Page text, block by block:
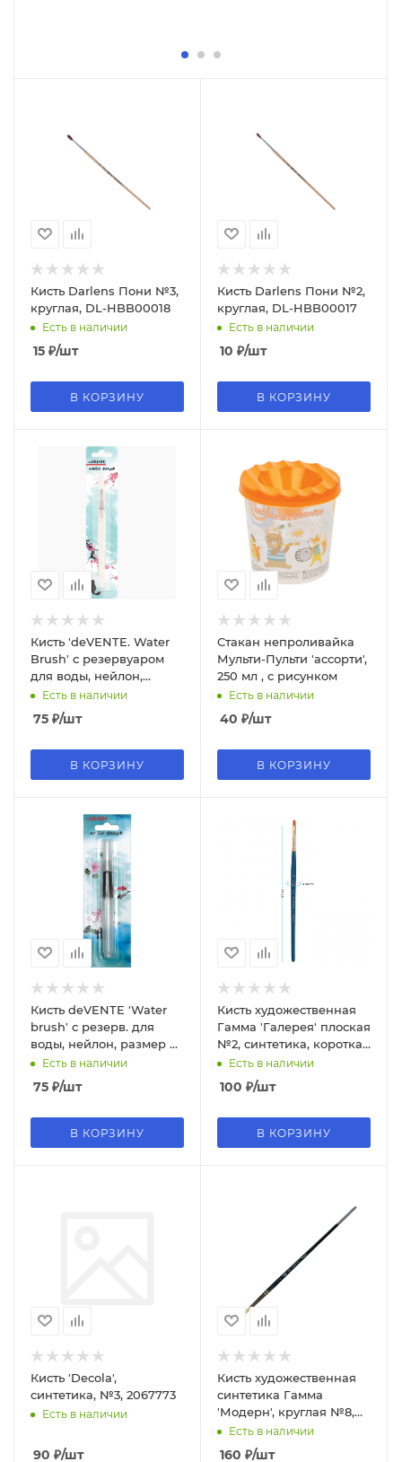
Кисть Darlens Пони №3,
круглая, DL-HBB00018
Есть в наличии
15 ₽/шт
В КОРЗИНУ
Кисть Darlens Пони №2,
круглая, DL-HBB00017
Есть в наличии
10 ₽/шт
В КОРЗИНУ
Кисть 'deVENTE. Water
Brush' с резервуаром
для воды, нейлон,
размер S, 8073790
Есть в наличии
75 ₽/шт
В КОРЗИНУ
Стакан непроливайка
Мульти-Пульти 'ассорти',
250 мл , с рисунком
Есть в наличии
40 ₽/шт
В КОРЗИНУ
Кисть deVENTE 'Water
brush' с резерв. для
воды, нейлон, размер М
(средний), 8073791
Есть в наличии
75 ₽/шт
В КОРЗИНУ
Кисть художественная
Гамма 'Галерея' плоская
№2, синтетика, короткая
ручка, 301002
Есть в наличии
100 ₽/шт
В КОРЗИНУ
Кисть 'Decola',
синтетика, №3, 2067773
Есть в наличии
90 ₽/шт
Кисть художественная
синтетика Гамма
'Модерн', круглая №8,
длинная ручка, 1012008
Есть в наличии
160 ₽/шт